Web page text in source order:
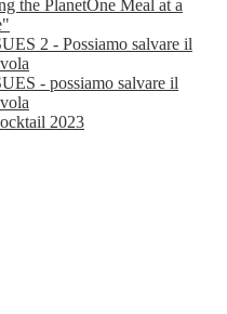
the PlanetOne Meal at a
2 - Possiamo salvare il
- possiamo salvare il
2023